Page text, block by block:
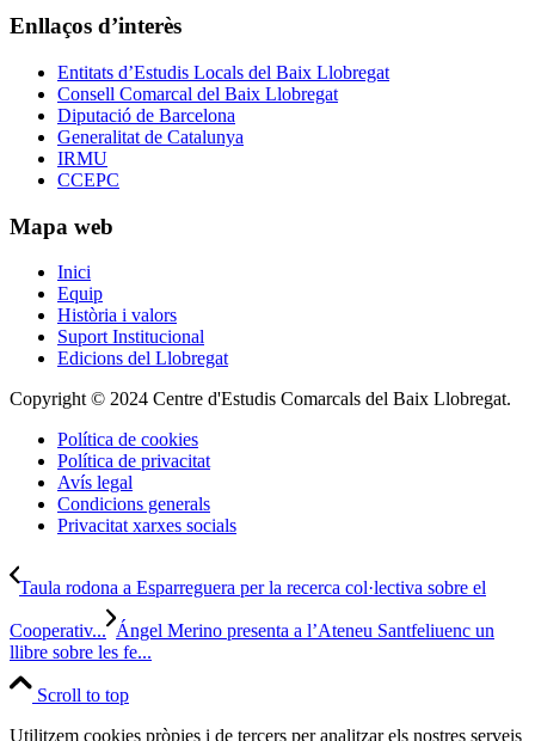
Enllaços d’interès
Entitats d’Estudis Locals del Baix Llobregat
Consell Comarcal del Baix Llobregat
Diputació de Barcelona
Generalitat de Catalunya
IRMU
CCEPC
Mapa web
Inici
Equip
Història i valors
Suport Institucional
Edicions del Llobregat
Copyright © 2024 Centre d'Estudis Comarcals del Baix Llobregat.
Política de cookies
Política de privacitat
Avís legal
Condicions generals
Privacitat xarxes socials
Taula rodona a Esparreguera per la recerca col·lectiva sobre el
Cooperativ... Ángel Merino presenta a l’Ateneu Santfeliuenc un
llibre sobre les fe...
Scroll to top
Utilitzem cookies pròpies i de tercers per analitzar els nostres serveis